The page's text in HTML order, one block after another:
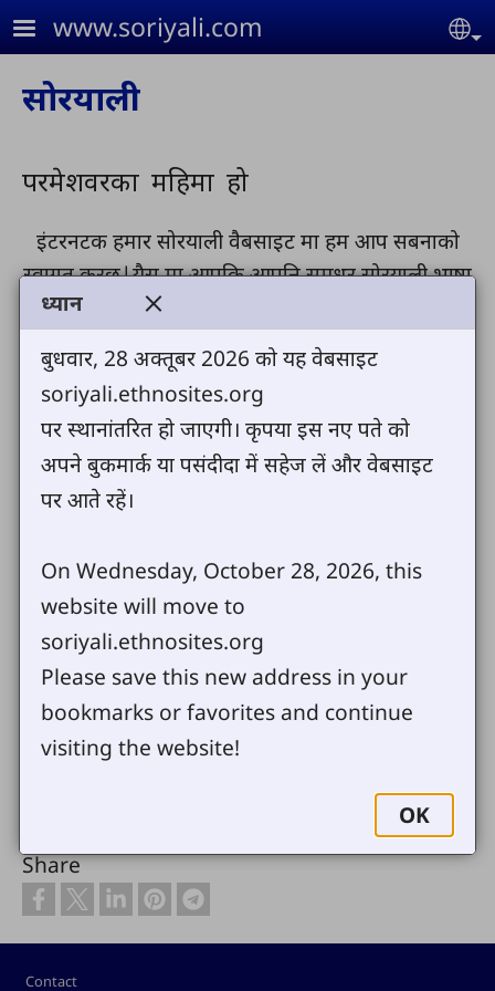
Skip to main content
www.soriyali.com
सोरयाली
परमेशवरका महिमा हो
इंटरनटक हमार सोरयाली वैबसाइट मा हम आप सबनाको
स्वागत क़रछु|यैस मा आपकि आपुनि सुमधुर सोरयाली भाषा
में परमेशवरका सत्य वचन बाइबिलका कहानिन छन, जो
बतुनान कि परमेशवर सब मैंसनान कतुक जाद प्रेम करनान|
सोरियाली कुमाउनी भाषाक बोलि छु, जो कि पिथौडागडक
सोर घाटि में बोलली जें|
Share
Contact
ध्यान
बुधवार, 28 अक्तूबर 2026 को यह वेबसाइट
soriyali.ethnosites.org
पर स्थानांतरित हो जाएगी। कृपया इस नए पते को
अपने बुकमार्क या पसंदीदा में सहेज लें और वेबसाइट
पर आते रहें।
On Wednesday, October 28, 2026, this
website will move to
soriyali.ethnosites.org
Please save this new address in your
bookmarks or favorites and continue
visiting the website!
OK